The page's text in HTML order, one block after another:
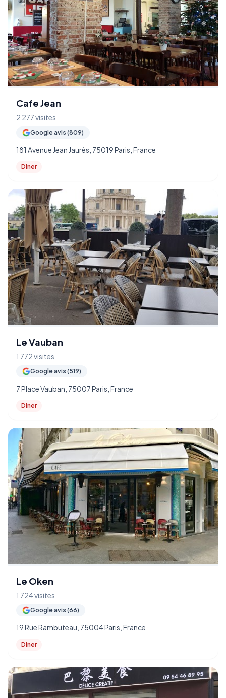
Cafe Jean
2 277 visites
Google avis (809)
181 Avenue Jean Jaurès, 75019 Paris, France
Diner
Le Vauban
1 772 visites
Google avis (519)
7 Place Vauban, 75007 Paris, France
Diner
Le Oken
1 724 visites
Google avis (66)
19 Rue Rambuteau, 75004 Paris, France
Diner